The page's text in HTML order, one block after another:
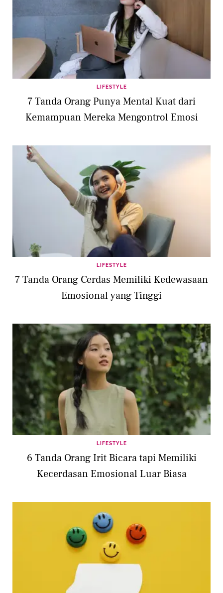
LIFESTYLE
7 Tanda Orang Punya Mental Kuat dari
Kemampuan Mereka Mengontrol Emosi
LIFESTYLE
7 Tanda Orang Cerdas Memiliki Kedewasaan
Emosional yang Tinggi
LIFESTYLE
6 Tanda Orang Irit Bicara tapi Memiliki
Kecerdasan Emosional Luar Biasa